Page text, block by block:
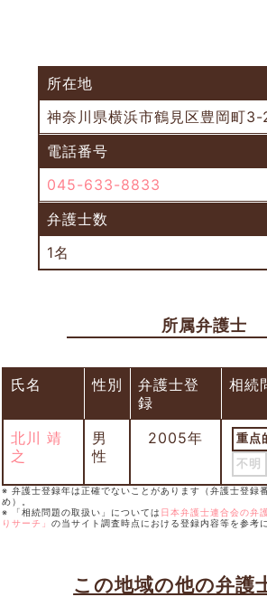
所在地
神奈川県横浜市鶴見区豊岡町
電話番号
045-633-8833
弁護士数
1名
所属弁護士
氏名 性別
弁護士登
録
相続
北川 靖
之
男
性
2005年 重点
不明
※ 弁護士登録年は正確でないことがあります（弁護士登録
め）。
※ 「相続問題の取扱い」については 日本弁護士連合会の弁
りサーチ」 の当サイト調査時点における登録内容等を参考
この地域の他の弁護